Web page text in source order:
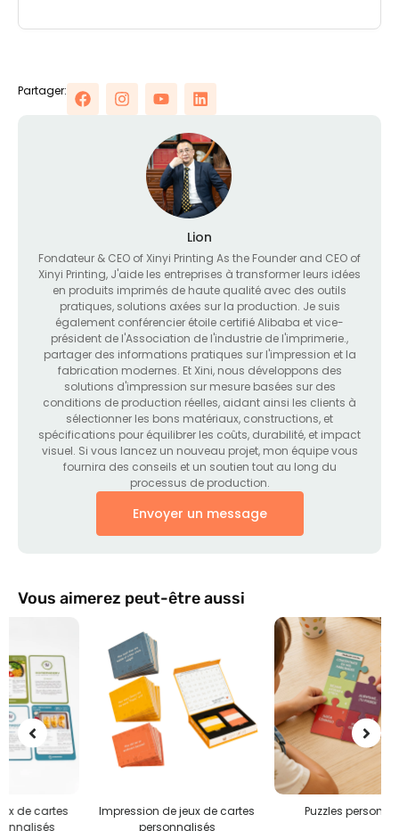
Partager:
Lion
Fondateur & CEO of Xinyi Printing As the Founder and CEO of
Xinyi Printing, J'aide les entreprises à transformer leurs idées
en produits imprimés de haute qualité avec des outils
pratiques, solutions axées sur la production. Je suis
également conférencier étoile certifié Alibaba et vice-
président de l'Association de l'industrie de l'imprimerie.,
partager des informations pratiques sur l'impression et la
fabrication modernes. Et Xini, nous développons des
solutions d'impression sur mesure basées sur des
conditions de production réelles, aidant ainsi les clients à
sélectionner les bons matériaux, constructions, et
spécifications pour équilibrer les coûts, durabilité, et impact
visuel. Si vous lancez un nouveau projet, mon équipe vous
fournira des conseils et un soutien tout au long du
processus de production.
Envoyer un message
Vous aimerez peut-être aussi
Impression de jeux de cartes
personnalisés
Puzzles personnalisés